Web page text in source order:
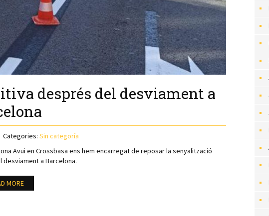
després del desviament a
Categories: Sin categoría
Avui en Crossbasa ens hem encarregat de reposar la senyalització
a Barcelona.
MORE